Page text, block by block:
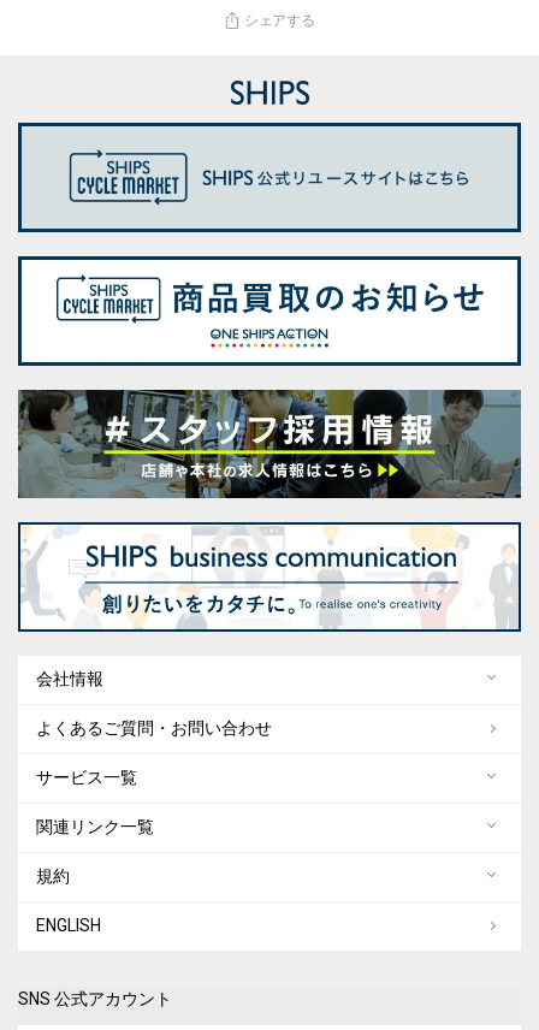
シェアする
会社情報
よくあるご質問・お問い合わせ
サービス一覧
関連リンク一覧
規約
ENGLISH
SNS 公式アカウント